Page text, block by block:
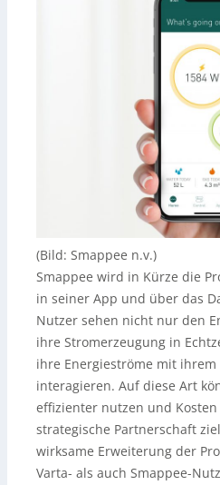
(Bild: Smappee n.v.)
Smappee wird in Kürze die
in seiner App und über das
Nutzer sehen nicht nur den
ihre Stromerzeugung in
ihre Energieströme mit ihrem
interagieren. Auf diese Art
effizienter nutzen und Kosten
strategische Partnerschaft
wirksame Erweiterung der
Varta- als auch Smappee-